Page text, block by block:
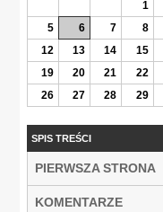
1
5
6 7 8
12
13 14 15
19
20 21 22
26
27 28 29
SPIS TREŚCI
PIERWSZA STRONA
KOMENTARZE